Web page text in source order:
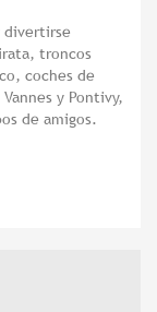
divertirse
troncos
coches de
y Pontivy,
de amigos.